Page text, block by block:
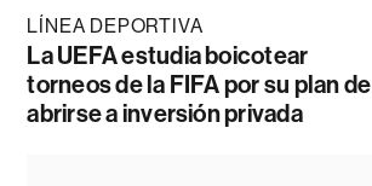
LÍNEA DEPORTIVA
La UEFA estudia boicotear
torneos de la FIFA por su plan de
abrirse a inversión privada